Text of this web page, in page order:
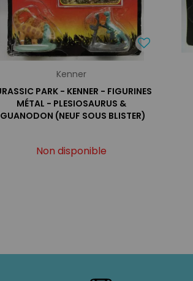
Kenner
PARK - KENNER - FIGURINES
MÉTAL - PLESIOSAURUS &
(NEUF SOUS BLISTER)
Non disponible